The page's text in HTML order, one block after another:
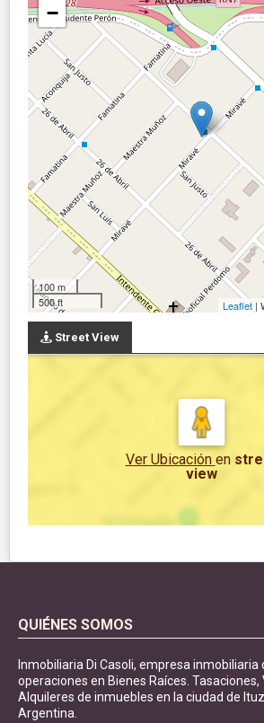
−
100 m
500 ft
Leaflet |
Street View
Ver Ubicación en
view
QUIÉNES SOMOS
Inmobiliaria Di Casoli, empresa inmobiliaria
operaciones en Bienes Raíces.
Alquileres de inmuebles en la ciudad de
Argentina.